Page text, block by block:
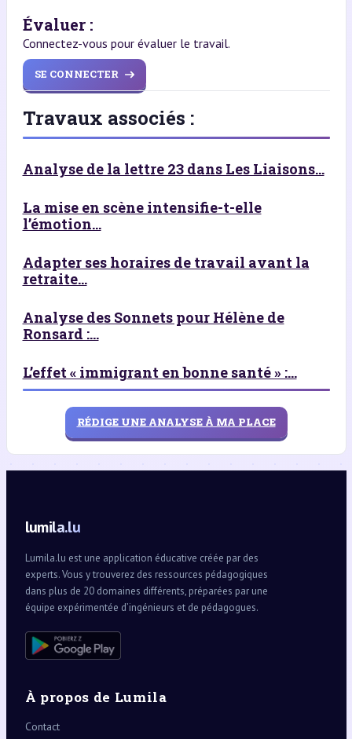
Évaluer :
Connectez-vous pour évaluer le travail.
SE CONNECTER
Travaux associés :
Analyse de la lettre 23 dans Les Liaisons...
La mise en scène intensifie-t-elle
l’émotion...
Adapter ses horaires de travail avant la
retraite...
Analyse des Sonnets pour Hélène de
Ronsard :...
L’effet « immigrant en bonne santé » :...
RÉDIGE UNE ANALYSE À MA PLACE
lumila.lu
Lumila.lu est une application éducative créée par des
experts. Vous y trouverez des ressources pédagogiques
dans plus de 20 domaines différents, préparées par une
équipe expérimentée d’ingénieurs et de pédagogues.
À propos de Lumila
Contact